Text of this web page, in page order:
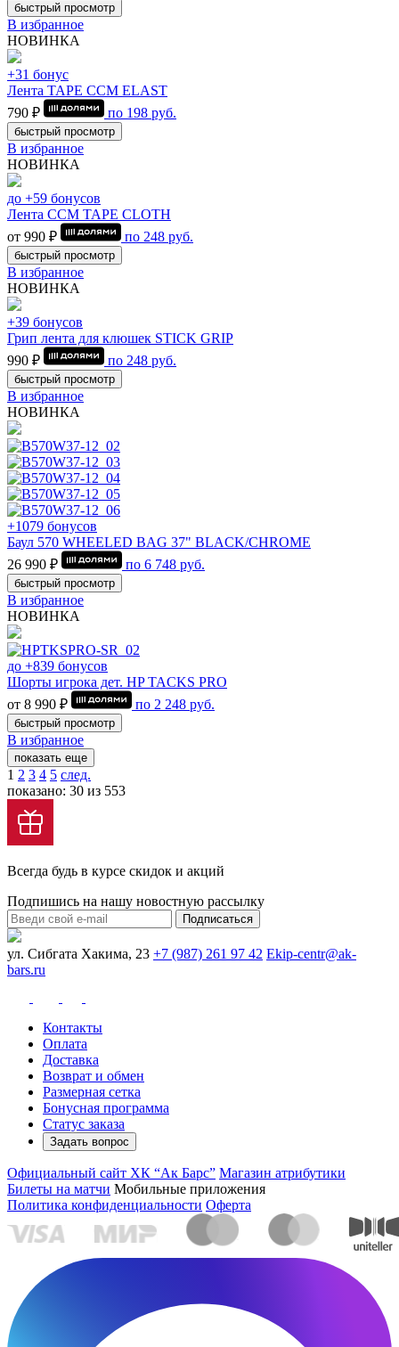
быстрый просмотр
В избранное
НОВИНКА
+31 бонус
Лента TAPE CCM ELAST
790 ₽
по 198 руб.
быстрый просмотр
В избранное
НОВИНКА
до +59 бонусов
Лента CCM TAPE CLOTH
от 990 ₽
по 248 руб.
быстрый просмотр
В избранное
НОВИНКА
+39 бонусов
Грип лента для клюшек STICK GRIP
990 ₽
по 248 руб.
быстрый просмотр
В избранное
НОВИНКА
+1079 бонусов
Баул 570 WHEELED BAG 37" BLACK/CHROME
26 990 ₽
по 6 748 руб.
быстрый просмотр
В избранное
НОВИНКА
до +839 бонусов
Шорты игрока дет. HP TACKS PRO
от 8 990 ₽
по 2 248 руб.
быстрый просмотр
В избранное
показать еще
1 2 3 4 5 след.
показано: 30 из 553
Всегда будь в курсе скидок и акций
Подпишись на нашу новостную рассылку
Подписаться
ул. Сибгата Хакима, 23 +7 (987) 261 97 42 Ekip-centr@ak-
bars.ru
Контакты
Оплата
Доставка
Возврат и обмен
Размерная сетка
Бонусная программа
Статус заказа
Задать вопрос
Официальный сайт ХК “Ак Барс” Магазин атрибутики
Билеты на матчи Мобильные приложения
Политика конфиденциальности Оферта